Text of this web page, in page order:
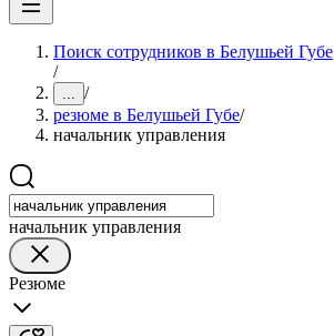
Поиск сотрудников в Белушьей Губе
/
... /
резюме в Белушьей Губе/
начальник управления
начальник управления
Резюме